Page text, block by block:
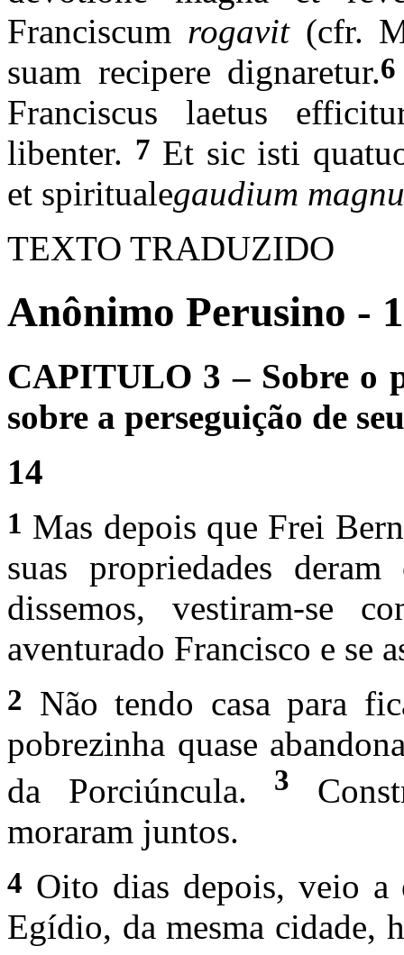
Franciscum rogavit (cfr.
suam recipere dignaretur.6
Franciscus laetus
libenter. 7 Et sic isti
et spiritualegaudium
TEXTO TRADUZIDO
Anônimo Perusino -
CAPITULO 3 – Sobre o
sobre a perseguição de
14
1 Mas depois que Frei
suas propriedades
dissemos, vestiram-se
aventurado Francisco e se
2
Não tendo casa para
pobrezinha quase
da Porciúncula.
3
moraram juntos.
4 Oito dias depois, veio a
Egídio, da mesma cidade,